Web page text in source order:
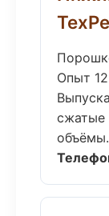
Опыт
сжатые